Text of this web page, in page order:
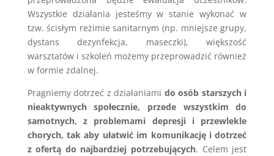
Wszystkie działania jesteśmy w stanie wykonać w
tzw. ścisłym reżimie sanitarnym (np. mniejsze grupy,
dystans dezynfekcja, maseczki), większość
warsztatów i szkoleń możemy przeprowadzić również
w formie zdalnej.
Pragniemy dotrzeć z działaniami do osób starszych i
nieaktywnych społecznie, przede wszystkim do
samotnych, z problemami depresji i przewlekle
chorych, tak aby ułatwić im komunikację i dotrzeć
z ofertą do najbardziej potrzebujących. Celem jest